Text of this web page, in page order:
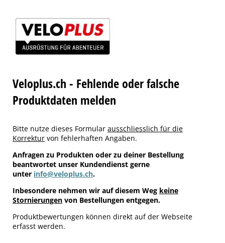
Veloplus.ch - Fehlende oder falsche
Produktdaten melden
Bitte nutze dieses Formular ausschliesslich für die
Korrektur von fehlerhaften Angaben.
Anfragen zu Produkten oder zu deiner Bestellung
beantwortet unser Kundendienst gerne
unter info@veloplus.ch.
Inbesondere nehmen wir auf diesem Weg keine
Stornierungen von Bestellungen entgegen.
Produktbewertungen können direkt auf der Webseite
erfasst werden.